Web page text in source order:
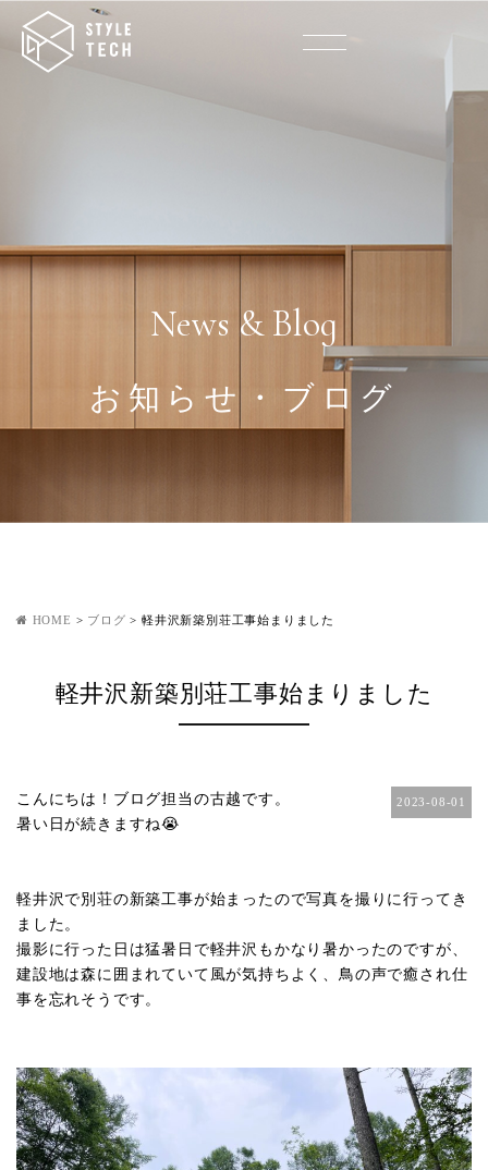
News & Blog
お知らせ・ブログ
HOME > ブログ >軽井沢新築別荘工事始まりました
軽井沢新築別荘工事始まりました
2023-08-01
こんにちは！ブログ担当の古越です。
暑い日が続きますね😭
軽井沢で別荘の新築工事が始まったので写真を撮りに行ってき
ました。
撮影に行った日は猛暑日で軽井沢もかなり暑かったのですが、
建設地は森に囲まれていて風が気持ちよく、鳥の声で癒され仕
事を忘れそうです。